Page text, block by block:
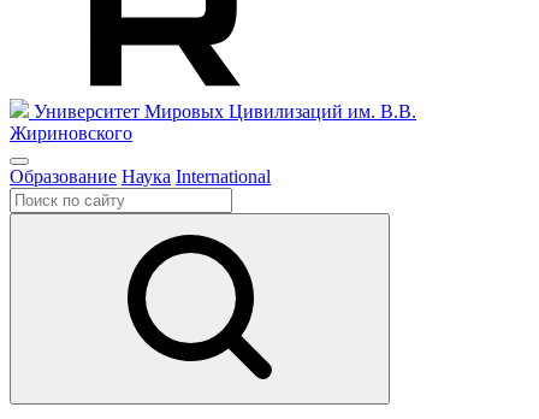
Университет Мировых Цивилизаций им. В.В.
Жириновского
Образование Наука International